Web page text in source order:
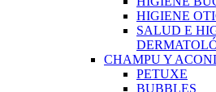
HIGIENE
SALUD E
CHAMPU Y
PETUXE
BUBBLES